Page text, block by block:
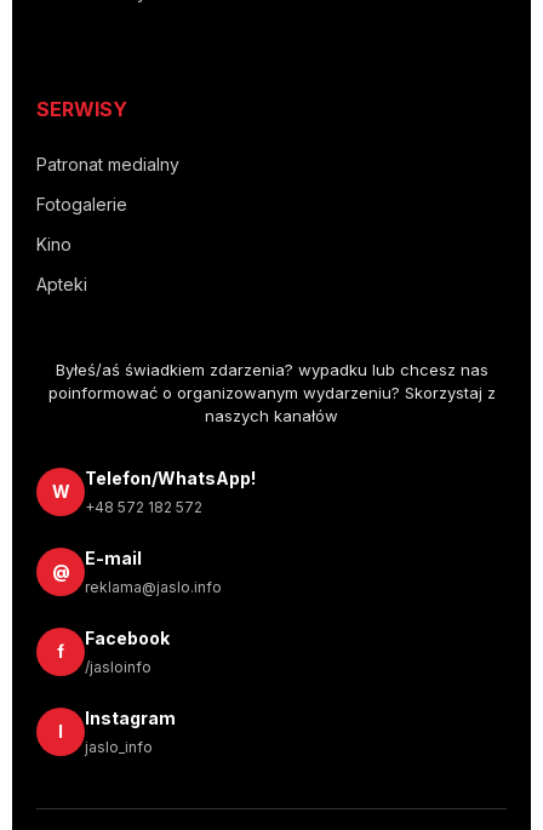
SERWISY
Patronat medialny
Fotogalerie
Kino
Apteki
Byłeś/aś świadkiem zdarzenia? wypadku lub chcesz nas
poinformować o organizowanym wydarzeniu? Skorzystaj z
naszych kanałów
W
Telefon/WhatsApp!
+48 572 182 572
@
E-mail
reklama@jaslo.info
f
Facebook
/jasloinfo
I
Instagram
jaslo_info